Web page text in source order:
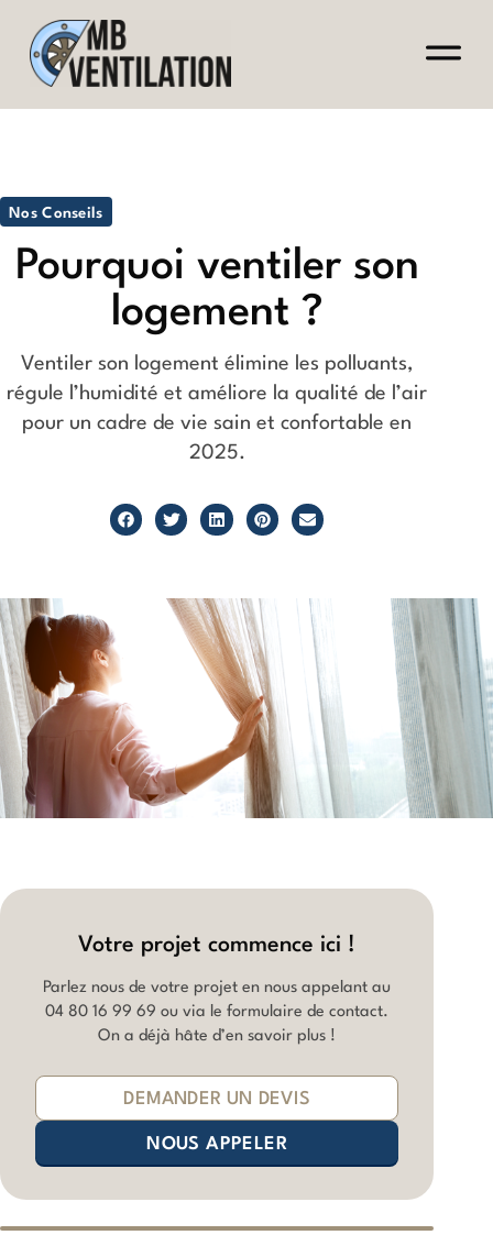
Nos Conseils
Pourquoi ventiler son
logement ?
Ventiler son logement élimine les polluants,
régule l’humidité et améliore la qualité de l’air
pour un cadre de vie sain et confortable en
2025.
Votre projet commence ici !
Parlez nous de votre projet en nous appelant au
04 80 16 99 69 ou via le formulaire de contact.
On a déjà hâte d’en savoir plus !
DEMANDER UN DEVIS
NOUS APPELER